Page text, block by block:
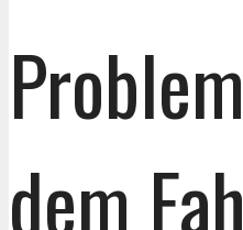
dem